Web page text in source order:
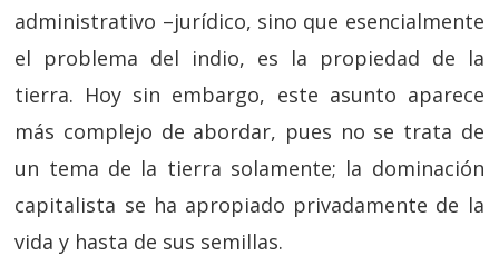
administrativo –jurídico, sino que esencialmente
el problema del indio, es la propiedad de la
tierra. Hoy sin embargo, este asunto aparece
más complejo de abordar, pues no se trata de
un tema de la tierra solamente; la dominación
capitalista se ha apropiado privadamente de la
vida y hasta de sus semillas.